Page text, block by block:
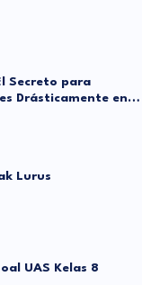
Secreto para
Drásticamente en 3
Lurus
UAS Kelas 8